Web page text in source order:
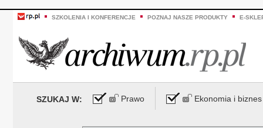
SZKOLENIA I KONFERENCJE POZNAJ NASZE PRODUKTY E-
SZUKAJ W: Prawo Ekonomia i biznes